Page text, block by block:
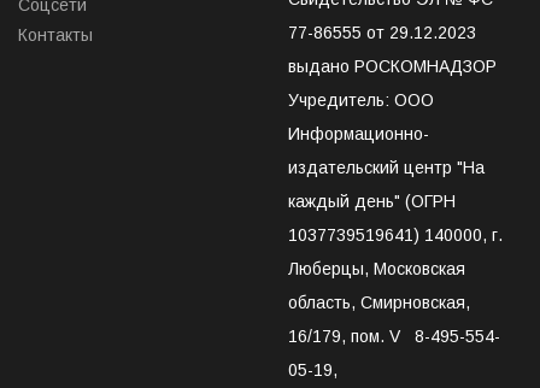
Соцсети
Контакты
77-86555 от 29.12.2023
выдано РОСКОМНАДЗОР
Учредитель: ООО
Информационно-
издательский центр "На
каждый день" (ОГРН
1037739519641) 140000, г.
Люберцы, Московская
область, Смирновская,
16/179, пом. V 8-495-554-
05-19,